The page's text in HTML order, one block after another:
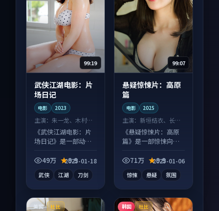
99:19
武侠江湖电影：片
场日记
电影 2023
主演： 朱一龙、木村拓
哉 等
《武侠江湖电影：片
场日记》是一部动作
屏端观看，细节更丰
49万 9.9
2025-01-18
武侠 江湖 刀剑
99:07
悬疑惊悚片：高原
篇
电影 2025
主演：新垣结衣、长泽
雅美 等
《悬疑惊悚片：高原
篇》是一部惊悚向电
线，配乐与镜头配合
71万 9.9
2025-01-06
惊悚 悬疑 氛围
美国 杜比 韩国 杜比